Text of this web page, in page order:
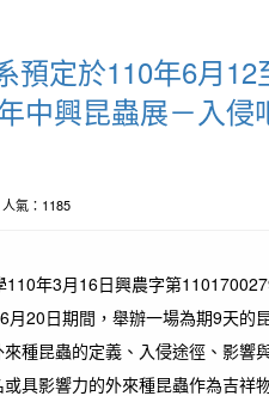
預定於110年6月
中興昆蟲展－入侵
氣：1185
年3月16日興農字第
20日期間，舉辦一場為期9天的
種昆蟲的定義、入侵途徑、影響
具影響力的外來種昆蟲作為吉祥